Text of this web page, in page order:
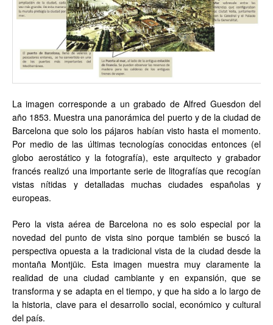
La imagen corresponde a un grabado de Alfred Guesdon del
año 1853. Muestra una panorámica del puerto y de la ciudad de
Barcelona que solo los pájaros habían visto hasta el momento.
Por medio de las últimas tecnologías conocidas entonces (el
globo aerostático y la fotografía), este arquitecto y grabador
francés realizó una importante serie de litografías que recogían
vistas nítidas y detalladas muchas ciudades españolas y
europeas.
Pero la vista aérea de Barcelona no es solo especial por la
novedad del punto de vista sino porque también se buscó la
perspectiva opuesta a la tradicional vista de la ciudad desde la
montaña Montjüic. Esta imagen muestra muy claramente la
realidad de una ciudad cambiante y en expansión, que se
transforma y se adapta en el tiempo, y que ha sido a lo largo de
la historia, clave para el desarrollo social, económico y cultural
del país.